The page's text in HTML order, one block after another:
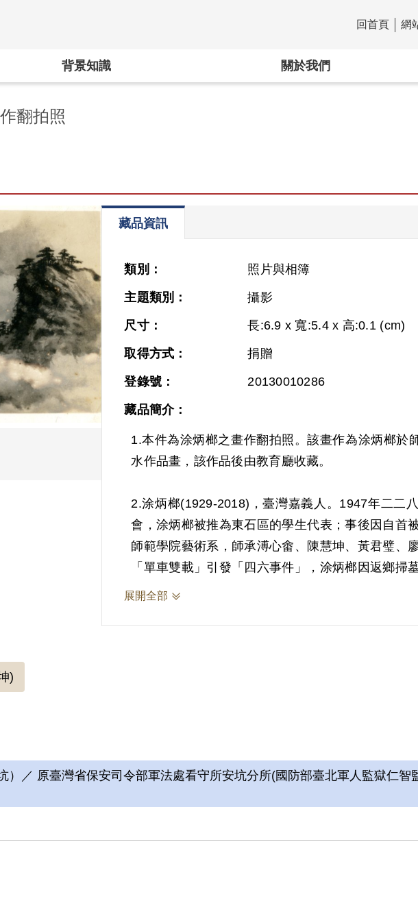
:::
回首頁 網
背景知識 關於我們
翻拍照
藏品資訊
類別： 照片與相簿
主題類別： 攝影
尺寸： 長:6.9 x 寬:5.4 x 高:0.1 (cm)
取得方式： 捐贈
登錄號： 20130010286
藏品簡介：
1.本件為涂炳榔之畫作翻拍照。該畫作為涂炳榔於
水作品畫，該作品後由教育廳收藏。
2.涂炳榔(1929-2018)，臺灣嘉義人。1947年二二
會，涂炳榔被推為東石區的學生代表；事後因自首
師範學院藝術系，師承溥心畬、陳慧坤、黃君璧、
「單車雙載」引發「四六事件」，涂炳榔因返鄉
學生陳元智於自白書中坦承曾參與同鄉張璧坤籌組
2.薛化元，《穿過白色濃霧：1950年代政治案件訪
展開全部
)
）／ 原臺灣省保安司令部軍法處看守所安坑分所(國防部臺北軍人監獄仁